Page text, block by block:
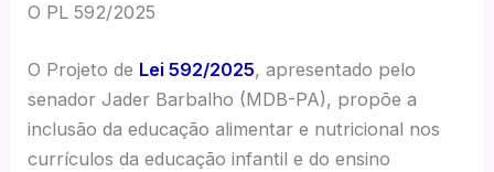
O PL 592/2025
O Projeto de Lei 592/2025, apresentado pelo
senador Jader Barbalho (MDB-PA), propõe a
inclusão da educação alimentar e nutricional nos
currículos da educação infantil e do ensino